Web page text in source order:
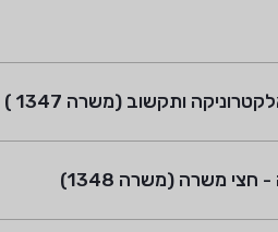
ותקשוב (משרה 1347 )
משרה (משרה 1348)